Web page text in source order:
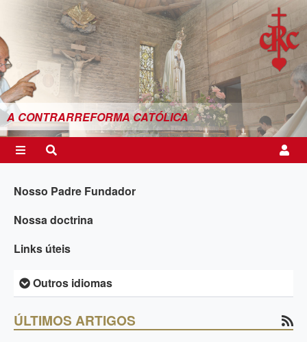
A CONTRARREFORMA CATÓLICA
Nosso Padre Fundador
Nossa doctrina
Links úteis
Outros idiomas
ÚLTIMOS ARTIGOS